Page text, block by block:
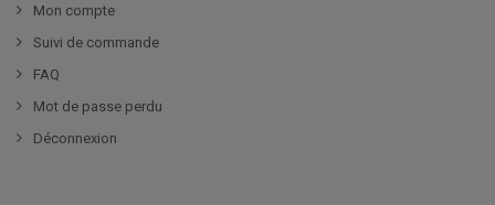
Mon compte
Suivi de commande
FAQ
Mot de passe perdu
Déconnexion